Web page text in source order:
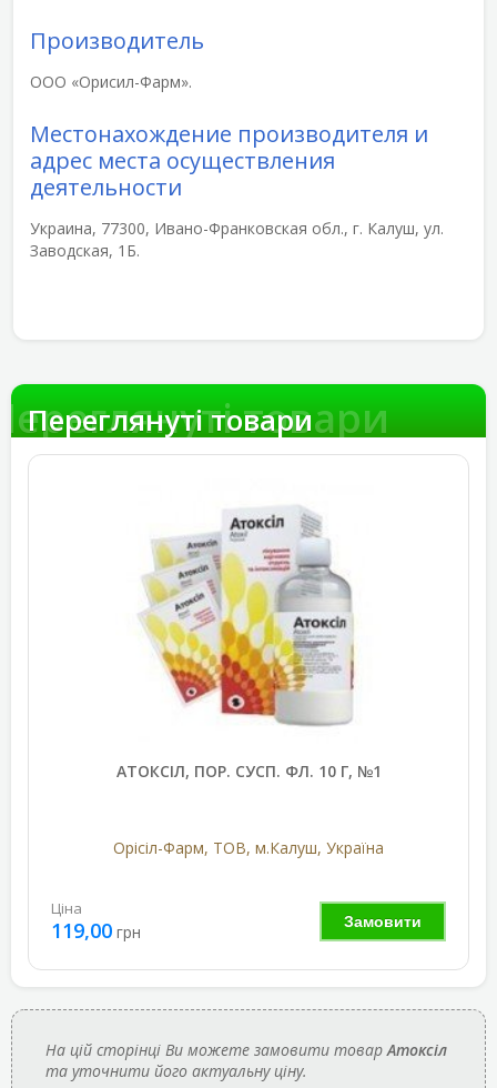
Производитель
ООО «Орисил-Фарм».
Местонахождение производителя и
адрес места осуществления
деятельности
Украина, 77300, Ивано-Франковская обл., г. Калуш, ул.
Заводская, 1Б.
товари
Переглянуті товари
АТОКСІЛ, ПОР. СУСП. ФЛ. 10 Г, №1
Орісіл-Фарм, ТОВ, м.Калуш, Україна
Замовити
Ціна
119,00 грн
На цій сторінці Ви можете замовити товарАтоксіл
та уточнити його актуальну ціну.